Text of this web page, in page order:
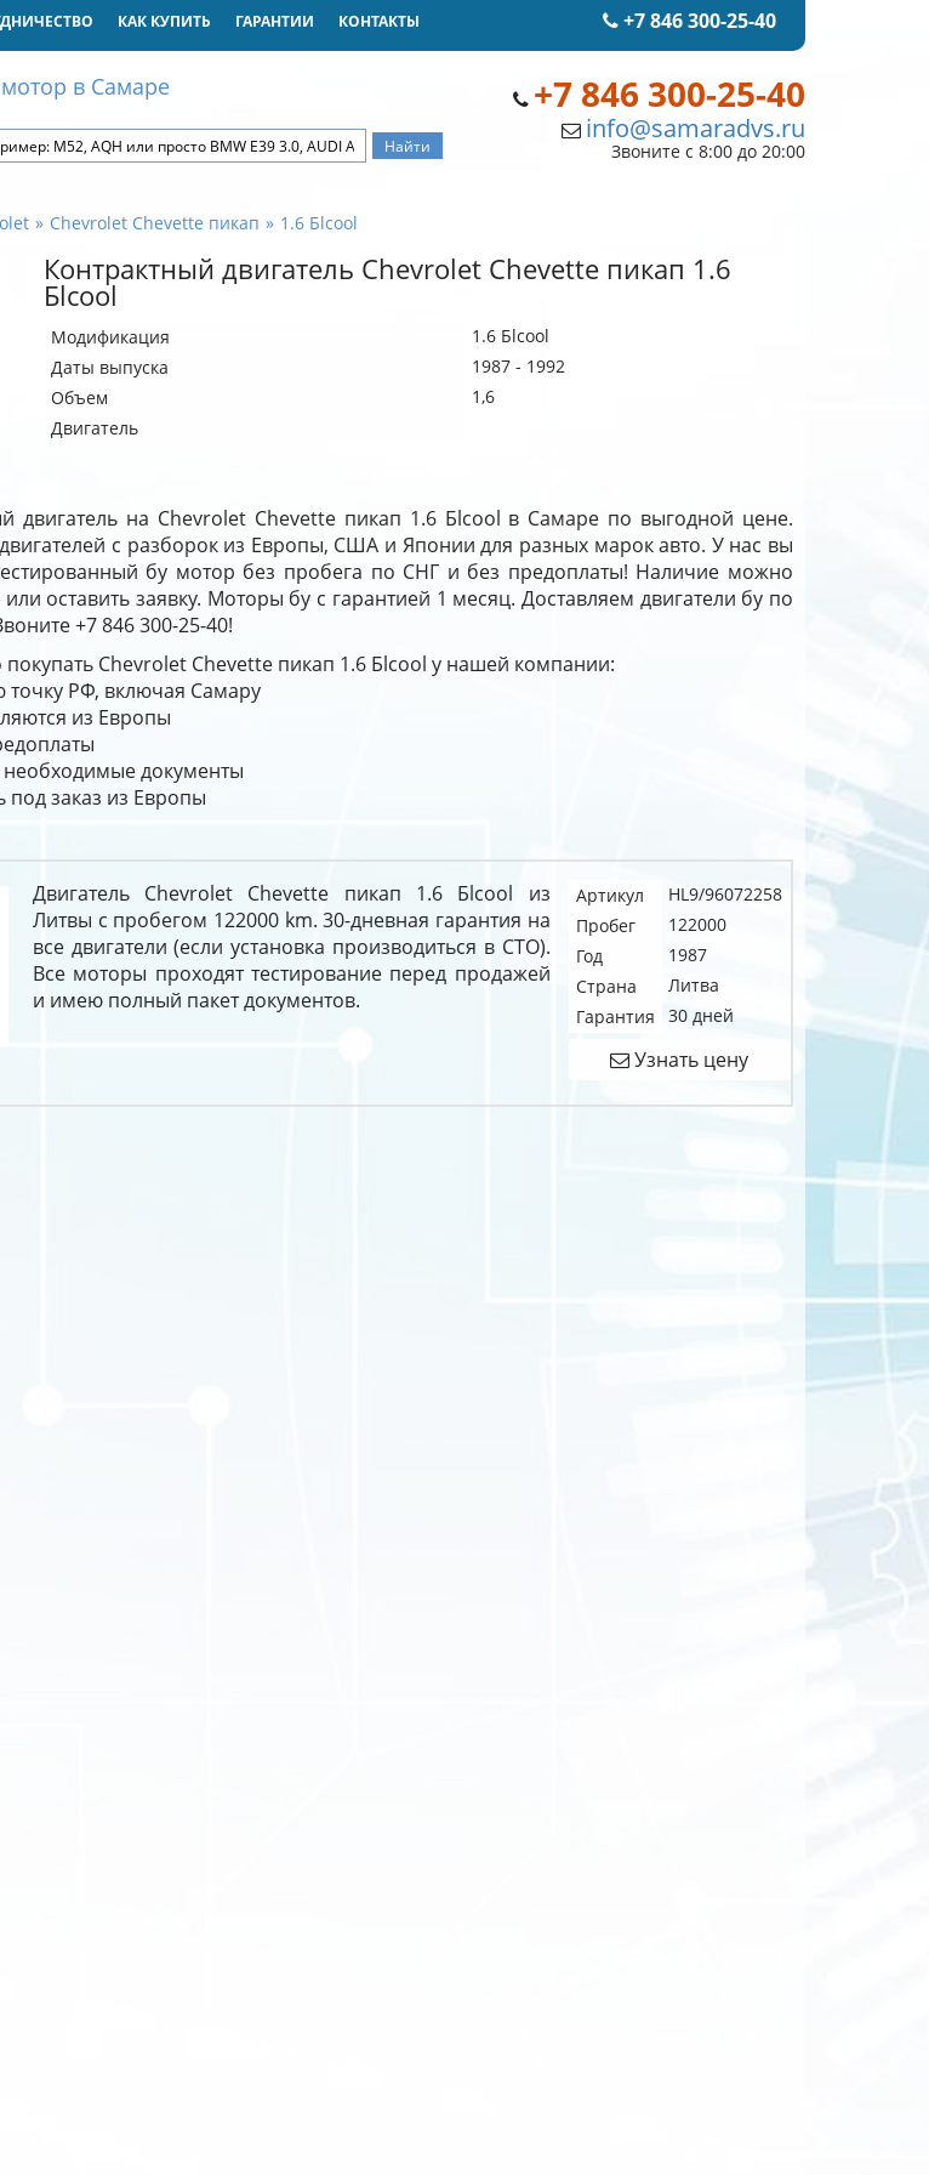
+7 846 300-25-40
КАК КУПИТЬ ГАРАНТИИ КОНТАКТЫ
+7 846 300-25-40
info@samaradvs.ru
Звоните с 8:00 до 20:00
в Самаре
Chevrolet Chevette пикап 1.6 Бlcool
Контрактный двигатель Chevrolet Chevette пикап 1.6
Бlcool
Модификация
1.6 Бlcool
Даты выпуска
1987 - 1992
Объем
1,6
Двигатель
двигатель на Chevrolet Chevette пикап 1.6 Бlcool в Самаре по выгодной цене.
с разборок из Европы, США и Японии для разных марок авто. У нас вы
бу мотор без пробега по СНГ и без предоплаты! Наличие можно
оставить заявку. Моторы бу с гарантией 1 месяц. Доставляем двигатели бу по
+7 846 300-25-40!
Chevrolet Chevette пикап 1.6 Бlcool у нашей компании:
РФ, включая Самару
из Европы
документы
под заказ из Европы
Двигатель Chevrolet Chevette пикап 1.6 Бlcool из
Литвы с пробегом 122000 km. 30-дневная гарантия на
все двигатели (если установка производиться в СТО).
Все моторы проходят тестирование перед продажей
и имею полный пакет документов.
Артикул
HL9/96072258
Пробег
122000
Год
1987
Страна
Литва
Гарантия
30 дней
Узнать цену